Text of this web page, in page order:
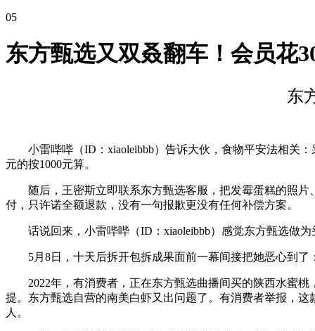
05
东方甄选又双叒翻车！会员花
东
小雷哔哔（ID：xiaoleibbb）告诉大伙，食物平安法相关：
元的按1000元算。
随后，王密斯立即联系东方甄选客服，把发霉蛋糕的照片
付，只许诺全额退款，没有一句报歉更没有任何补偿方案。
话说回来，小雷哔哔（ID：xiaoleibbb）感觉东方甄选做为
5月8日，十天后拆开包拆成果面前一幕间接把她恶心到了
2022年，有消费者，正在东方甄选曲播间买的陕西水蜜桃
提。东方甄选自营的南美白虾又出问题了。有消费者举报，
人。